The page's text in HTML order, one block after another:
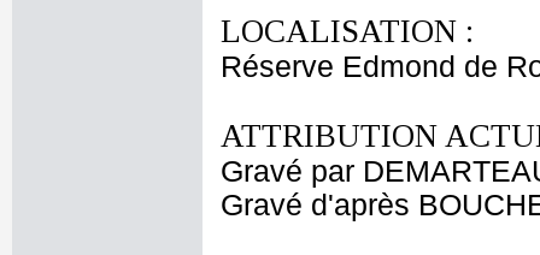
LOCALISATION :
Réserve Edmond de
ATTRIBUTION
Gravé par
Gravé d'après